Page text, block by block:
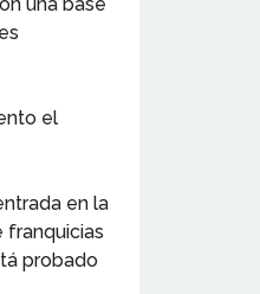
el
en la
franquicias
probado